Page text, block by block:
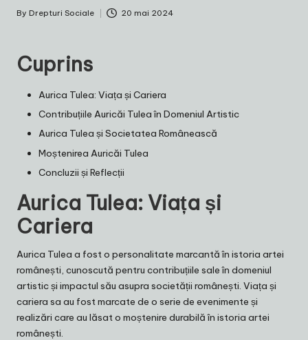
Posted
By Drepturi Sociale 20 mai 2024
Cuprins
Aurica Tulea: Viața și Cariera
Contribuțiile Auricăi Tulea în Domeniul Artistic
Aurica Tulea și Societatea Românească
Moștenirea Auricăi Tulea
Concluzii și Reflecții
Aurica Tulea: Viața și
Cariera
Aurica Tulea a fost o personalitate marcantă în istoria artei
românești, cunoscută pentru contribuțiile sale în domeniul
artistic și impactul său asupra societății românești. Viața și
cariera sa au fost marcate de o serie de evenimente și
realizări care au lăsat o moștenire durabilă în istoria artei
românești.